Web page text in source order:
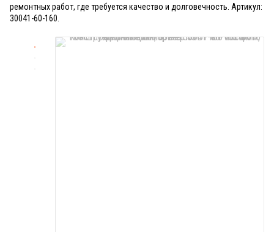
ремонтных работ, где требуется качество и долговечность. Артикул:
30041-60-160.